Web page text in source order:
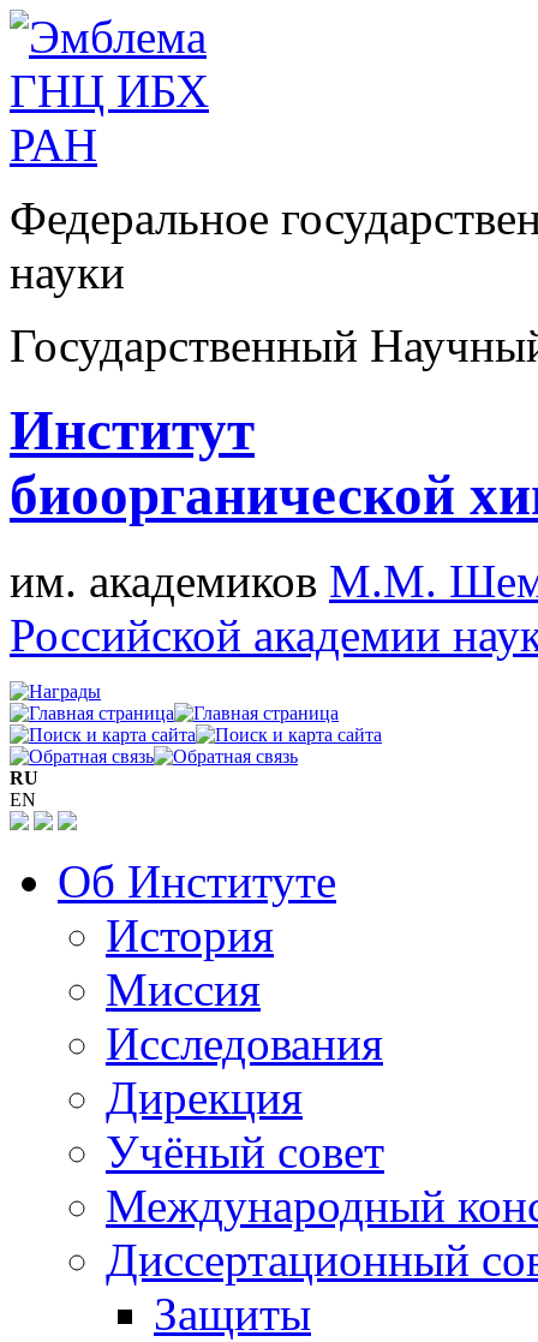
Федеральное
науки
Государственный
Институт
биоорганической
им. академиков М.М.
Российской академии
RU
EN
Об Институте
История
Миссия
Исследования
Дирекция
Учёный совет
Международный
Диссертационный
Защиты